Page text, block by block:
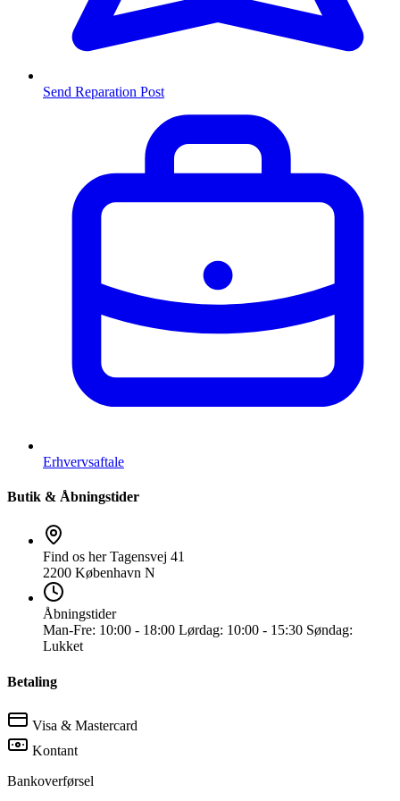
Send Reparation Post
Erhvervsaftale
Butik & Åbningstider
Find os her Tagensvej 41
2200 København N
Åbningstider
Man-Fre: 10:00 - 18:00 Lørdag: 10:00 - 15:30 Søndag:
Lukket
Betaling
Visa & Mastercard
Kontant
Bankoverførsel